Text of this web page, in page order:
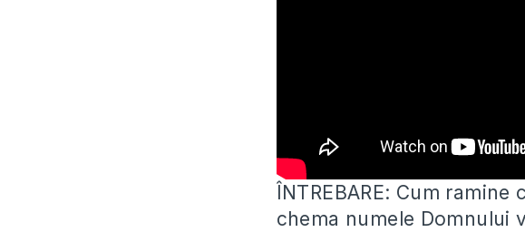
ÎNTREBARE: Cum
chema numele Domnului